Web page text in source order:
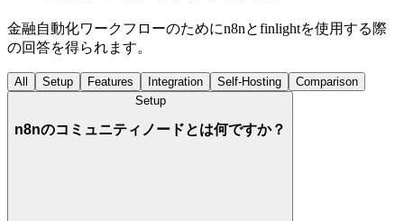
金融自動化ワークフローのためにn8nとfinlightを使用する際
の回答を得られます。
All Setup Features Integration Self-Hosting
Comparison
Setup
n8nのコミュニティノードとは何ですか？